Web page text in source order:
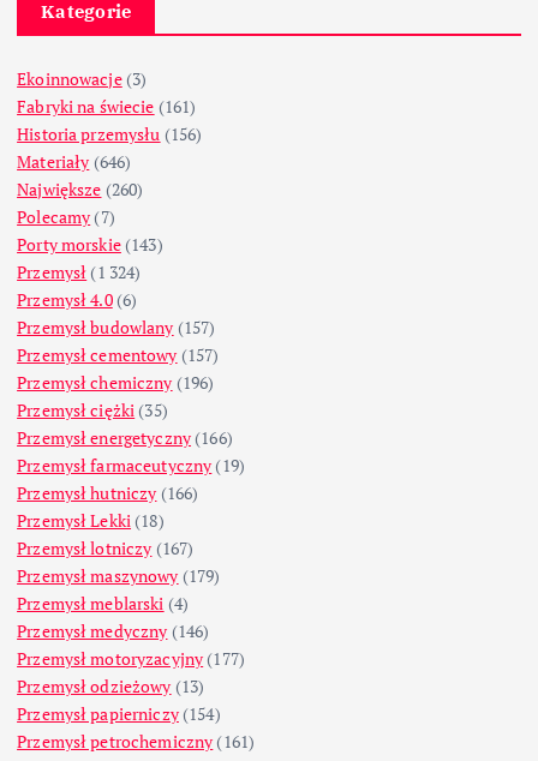
Kategorie
Ekoinnowacje(3)
Fabryki na świecie (161)
Historia przemysłu (156)
Materiały (646)
Największe (260)
Polecamy (7)
Porty morskie(143)
Przemysł (1 324)
Przemysł 4.0(6)
Przemysł budowlany (157)
Przemysł cementowy (157)
Przemysł chemiczny (196)
Przemysł ciężki (35)
Przemysł energetyczny (166)
Przemysł farmaceutyczny (19)
Przemysł hutniczy (166)
Przemysł Lekki (18)
Przemysł lotniczy (167)
Przemysł maszynowy (179)
Przemysł meblarski (4)
Przemysł medyczny (146)
Przemysł motoryzacyjny (177)
Przemysł odzieżowy (13)
Przemysł papierniczy(154)
Przemysł petrochemiczny (161)